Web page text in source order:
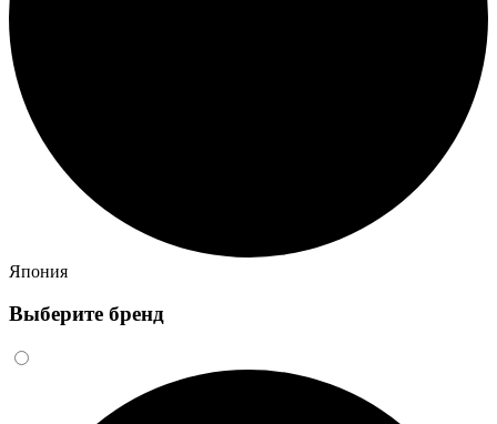
Япония
Выберите бренд